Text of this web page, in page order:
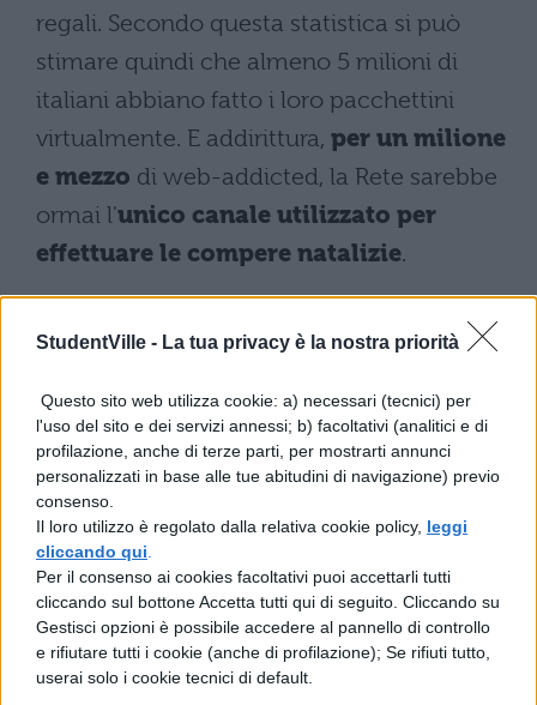
StudentVille - La tua privacy è la nostra priorità
Questo sito web utilizza cookie: a) necessari (tecnici) per
l'uso del sito e dei servizi annessi; b) facoltativi (analitici e di
profilazione, anche di terze parti, per mostrarti annunci
personalizzati in base alle tue abitudini di navigazione) previo
consenso.
Il loro utilizzo è regolato dalla relativa cookie policy, leggi
cliccando qui
Per il consenso ai cookies facoltativi puoi accettarli tutti
cliccando sul bottone Accetta tutti qui di seguito. Cliccando su
Gestisci opzioni è possibile accedere al pannello di controllo
e rifiutare tutti i cookie (anche di profilazione); Se rifiuti tutto,
userai solo i cookie tecnici di default.
regali. Secondo questa statistica si può
stimare quindi che almeno 5 milioni di
italiani abbiano fatto i loro pacchettini
virtualmente. E addirittura, per un milione
e mezzo di web-addicted, la Rete sarebbe
ormai l'unico canale utilizzato per
effettuare le compere natalizie.
Contrariamente a quanto si potrebbe
pensare, chi fa i regali al Pcnon sceglier
tecnologici sono solo al quarto posto nelle
preferenze dei compratori online, superati
da biglietti di viaggio (scelti dal 16% degli
intervistati), abbigliamento (12%) e libri
(9,2%). Chi compra in rete, inoltre, ha le idee
più chiare di chi acquista in modo
tradizionale:online 7 regali su 10 sono
individuati a colpo sicuro.